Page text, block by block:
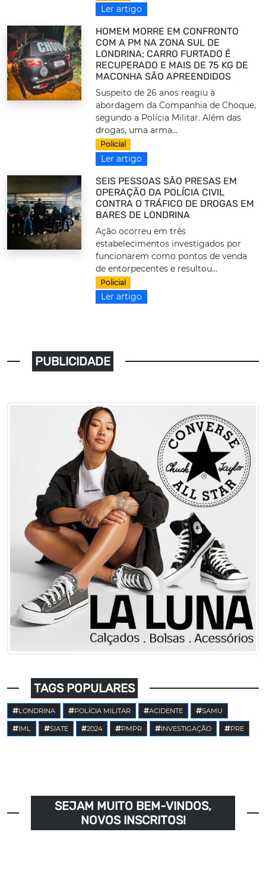
Ler artigo
HOMEM MORRE EM CONFRONTO
COM A PM NA ZONA SUL DE
LONDRINA; CARRO FURTADO É
RECUPERADO E MAIS DE 75 KG DE
MACONHA SÃO APREENDIDOS
Suspeito de 26 anos reagiu à
abordagem da Companhia de Choque,
segundo a Polícia Militar. Além das
drogas, uma arma...
Policial
Ler artigo
SEIS PESSOAS SÃO PRESAS EM
OPERAÇÃO DA POLÍCIA CIVIL
CONTRA O TRÁFICO DE DROGAS EM
BARES DE LONDRINA
Ação ocorreu em três
estabelecimentos investigados por
funcionarem como pontos de venda
de entorpecentes e resultou...
Policial
Ler artigo
PUBLICIDADE
TAGS POPULARES
LONDRINA POLÍCIA MILITAR ACIDENTE SAMU
IML SIATE 2024 PMPR INVESTIGAÇÃO PRE
SEJAM MUITO BEM-VINDOS,
NOVOS INSCRITOS!